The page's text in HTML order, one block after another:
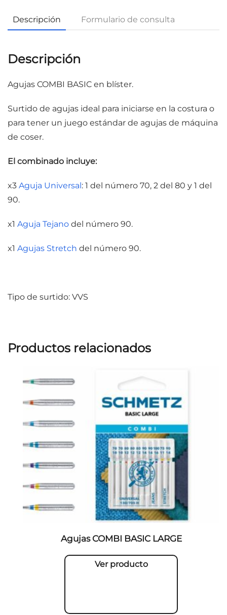
Descripción Formulario de consulta
Descripción
Agujas COMBI BASIC en blíster.
Surtido de agujas ideal para iniciarse en la costura o
para tener un juego estándar de agujas de máquina
de coser.
El combinado incluye:
x3 Aguja Universal: 1 del número 70, 2 del 80 y 1 del
90.
x1 Aguja Tejano del número 90.
x1 Agujas Stretch del número 90.
Tipo de surtido: VVS
Productos relacionados
Agujas COMBI BASIC LARGE
Ver producto